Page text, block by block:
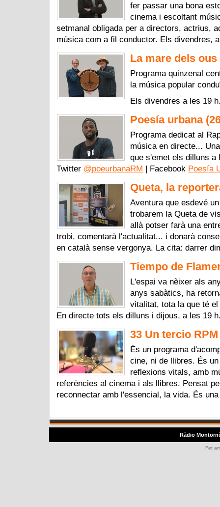
fer passar una bona
cinema i escoltant
setmanal obligada per a directors, actrius,
música com a fil conductor. Els divendres,
La mare dels ous
Programa quinzenal
la música popular
Els divendres a les 19
Poesía urbana
Programa dedicat al
música en directe...
que s'emet els dilluns a
Twitter @poeurbanaRM | Facebook Poesía
Queta, la
Aventura que esdevé
trobarem la Queta de
allà potser farà una
trobi, comentarà l'actualitat... i donarà
en català sense vergonya. La cita: darrer
Tiempo de
L'espai va nèixer als
anys sabàtics, ha
vitalitat, tota la que té
En directe tots els dilluns i dijous, a les 19
33 Un tercio RPM
És un programa
cine, ni de llibres. És
reflexions vitals, amb
referències al cinema i als llibres. Pensat
reconnectar amb l'essencial, la vida. És
Ràdio
Fet